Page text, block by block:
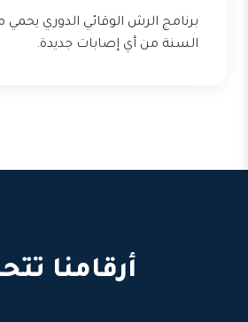
برنامج الرش الوقائي الدوري
السنة من أي إصابات جديدة.
أرقامنا